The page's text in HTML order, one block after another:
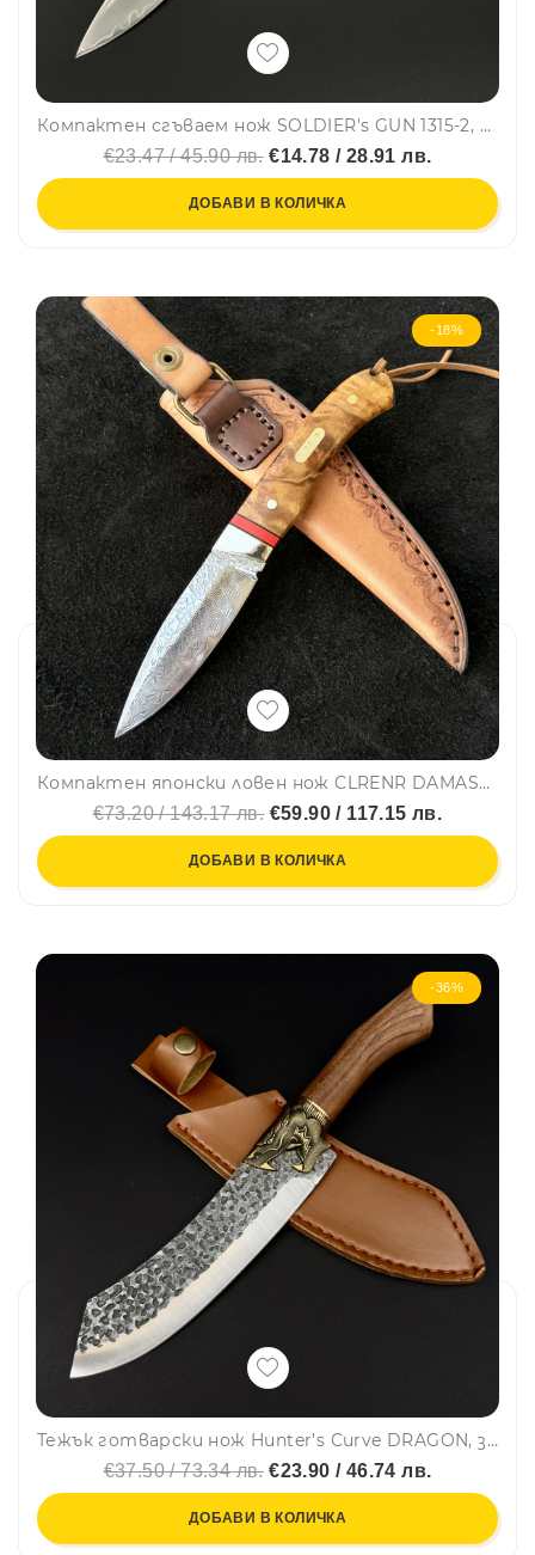
Компактен сгъваем нож SOLDIER's GUN 1315-2, стомана 420A, месинг и махагон
€23.47 / 45.90 лв.€14.78 / 28.91 лв.
ДОБАВИ В КОЛИЧКА
-18%
Компактен японски ловен нож CLRENR DAMASKUS, фултанг дамаска стомана VG10 69 слоя, дръжка орех и месинг, кожена кания
€73.20 / 143.17 лв.€59.90 / 117.15 лв.
ДОБАВИ В КОЛИЧКА
-36%
Тежък готварски нож Hunter’s Curve DRAGON, за разфасоване, стомана 5Cr13Mov, дръжка розово дърво и месингов DRAGON гард
€37.50 / 73.34 лв.€23.90 / 46.74 лв.
ДОБАВИ В КОЛИЧКА